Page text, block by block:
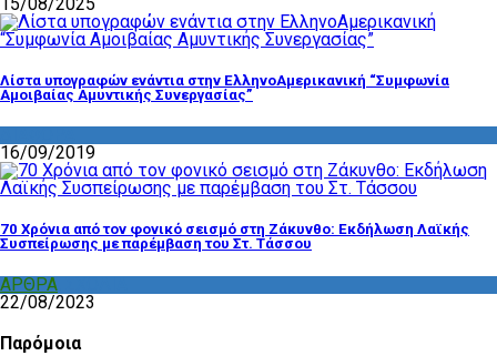
Λίστα υπογραφών ενάντια στην ΕλληνοΑμερικανική “Συμφωνία
Αμοιβαίας Αμυντικής Συνεργασίας”
16/09/2019
70 Χρόνια από τον φονικό σεισμό στη Ζάκυνθο: Εκδήλωση Λαϊκής
Συσπείρωσης με παρέμβαση του Στ. Τάσσου
ΑΡΘΡΑ
22/08/2023
Παρόμοια